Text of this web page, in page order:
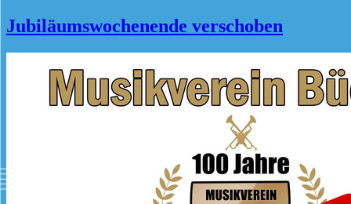
Jubiläumswochenende verschoben